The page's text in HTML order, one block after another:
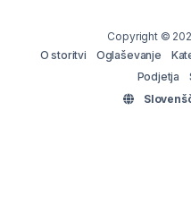
Copyright ©
O storitvi
Oglaševanje
Podjetja